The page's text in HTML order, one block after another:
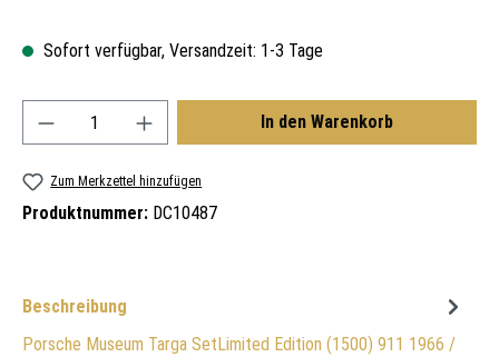
Sofort verfügbar, Versandzeit: 1-3 Tage
Produkt Anzahl: Gib den gewünschten Wert ein
In den Warenkorb
Zum Merkzettel hinzufügen
Produktnummer: DC10487
Beschreibung
Porsche Museum Targa SetLimited Edition (1500) 911 1966 /